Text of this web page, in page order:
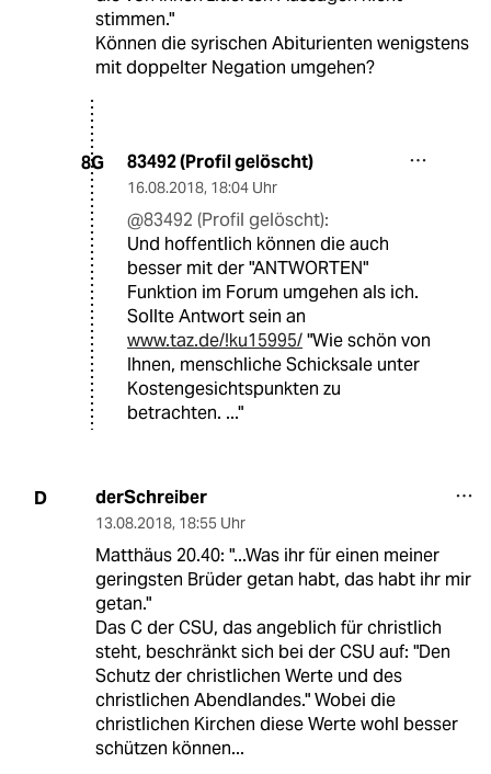
stimmen."
Können die syrischen Abiturienten wenigstens
mit doppelter Negation umgehen?
8G 83492 (Profil gelöscht)
16.08.2018, 18:04 Uhr
@83492 (Profil gelöscht):
Und hoffentlich können die auch
besser mit der "ANTWORTEN"
Funktion im Forum umgehen als ich.
Sollte Antwort sein an
www.taz.de/!ku15995/"Wie schön von
Ihnen, menschliche Schicksale unter
Kostengesichtspunkten zu
betrachten. ..."
D derSchreiber
13.08.2018, 18:55 Uhr
Matthäus 20.40: "...Was ihr für einen meiner
geringsten Brüder getan habt, das habt ihr mir
getan."
Das C der CSU, das angeblich für christlich
steht, beschränkt sich bei der CSU auf: "Den
Schutz der christlichen Werte und des
christlichen Abendlandes." Wobei die
christlichen Kirchen diese Werte wohl besser
schützen können...